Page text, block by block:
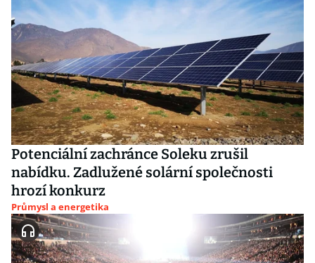
Potenciální zachránce Soleku zrušil
nabídku. Zadlužené solární společnosti
hrozí konkurz
Průmysl a energetika